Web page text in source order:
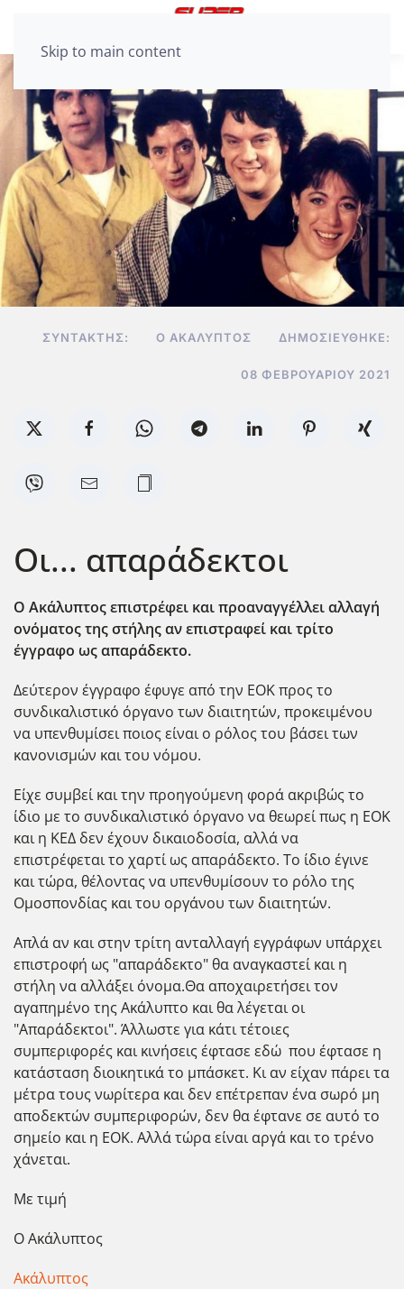
Skip to main content
ΣΥΝΤΆΚΤΗΣ: Ο ΑΚΆΛΥΠΤΟΣ ΔΗΜΟΣΙΕΎΘΗΚΕ:
08 ΦΕΒΡΟΥΑΡΊΟΥ 2021
Οι... απαράδεκτοι
Ο Ακάλυπτος επιστρέφει και προαναγγέλλει αλλαγή
ονόματος της στήλης αν επιστραφεί και τρίτο
έγγραφο ως απαράδεκτο.
Δεύτερον έγγραφο έφυγε από την ΕΟΚ προς το
συνδικαλιστικό όργανο των διαιτητών, προκειμένου
να υπενθυμίσει ποιος είναι ο ρόλος του βάσει των
κανονισμών και του νόμου.
Είχε συμβεί και την προηγούμενη φορά ακριβώς το
ίδιο με το συνδικαλιστικό όργανο να θεωρεί πως η ΕΟΚ
και η ΚΕΔ δεν έχουν δικαιοδοσία, αλλά να
επιστρέφεται το χαρτί ως απαράδεκτο. Το ίδιο έγινε
και τώρα, θέλοντας να υπενθυμίσουν το ρόλο της
Ομοσπονδίας και του οργάνου των διαιτητών.
Απλά αν και στην τρίτη ανταλλαγή εγγράφων υπάρχει
επιστροφή ως "απαράδεκτο" θα αναγκαστεί και η
στήλη να αλλάξει όνομα.Θα αποχαιρετήσει τον
αγαπημένο της Ακάλυπτο και θα λέγεται οι
"Απαράδεκτοι". Άλλωστε για κάτι τέτοιες
συμπεριφορές και κινήσεις έφτασε εδώ που έφτασε η
κατάσταση διοικητικά το μπάσκετ. Κι αν είχαν πάρει τα
μέτρα τους νωρίτερα και δεν επέτρεπαν ένα σωρό μη
αποδεκτών συμπεριφορών, δεν θα έφτανε σε αυτό το
σημείο και η ΕΟΚ. Αλλά τώρα είναι αργά και το τρένο
χάνεται.
Με τιμή
Ο Ακάλυπτος
Ακάλυπτος